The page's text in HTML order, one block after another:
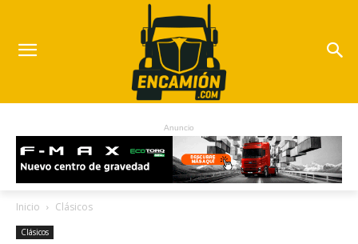
Anuncio
Inicio Clásicos
Clásicos